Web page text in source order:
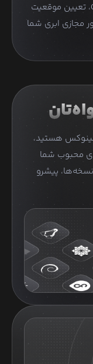
انتخاب اسم، انتخاب میزان RAM و CPU، تعیین موقعیت
مجازی ابری شما
هستید،
محبوب شما
پیشرو